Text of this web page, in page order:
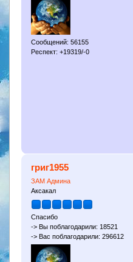
Сообщений: 56155
Респект: +19319/-0
григ1955
ЗАМ Админа
Аксакал
Спасибо
-> Вы поблагодарили: 18521
-> Вас поблагодарили: 296612